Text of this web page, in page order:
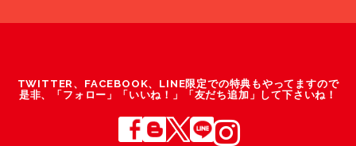
TWITTER、FACEBOOK、LINE限定での特典もやってますので
是非、「フォロー」「いいね！」「友だち追加」して下さいね！